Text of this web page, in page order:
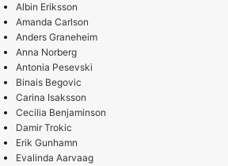
Albin Eriksson
Amanda Carlson
Anders Graneheim
Anna Norberg
Antonia Pesevski
Binais Begovic
Carina Isaksson
Cecilia Benjaminson
Damir Trokic
Erik Gunhamn
Evalinda Aarvaag